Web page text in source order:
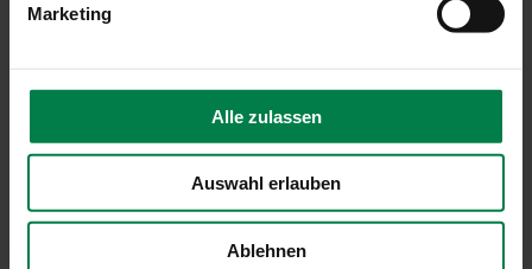
Marketing
Alle zulassen
Auswahl erlauben
Ablehnen